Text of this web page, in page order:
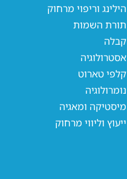
הילינג וריפוי מרחוק
תורת השמות
קבלה
אסטרולוגיה
קלפי טארוט
נומרולוגיה
מיסטיקה ומאגיה
ייעוץ וליווי מרחוק